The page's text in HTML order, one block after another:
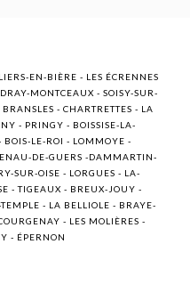
EN-BIÈRE - LES ÉCRENNES
MONTCEAUX - SOISY-SUR-
- CHARTRETTES - LA
- PRINGY - BOISSISE-LA-
BOIS-LE-ROI - LOMMOYE -
DE-GUERS -DAMMARTIN-
SUR-OISE - LORGUES - LA-
- TIGEAUX - BREUX-JOUY -
- LA BELLIOLE - BRAYE-
- LES MOLIÈRES -
- ÉPERNON